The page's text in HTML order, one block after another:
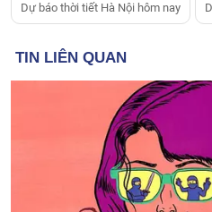
Dự báo thời tiết Hà Nội hôm nay